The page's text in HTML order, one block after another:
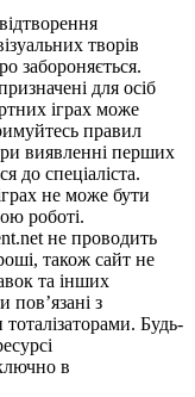
творів
забороняється.
для осіб
іграх може
правил
виявленні перших
до спеціаліста.
не може бути
роботі.
не проводить
також сайт не
та інших
пов’язані з
Будь-
в